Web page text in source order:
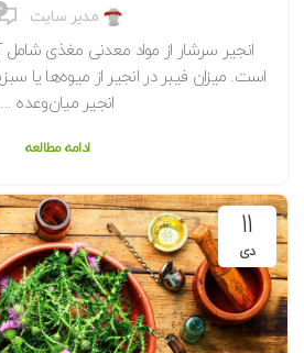
مدیر سایت 0
انجیر سرشار از مواد معدنی مغذی
است. میزان فیبر در انجیر از میوه‌ها یا
انجیر میان‌وعده ...
ادامه مطالعه
11
دی